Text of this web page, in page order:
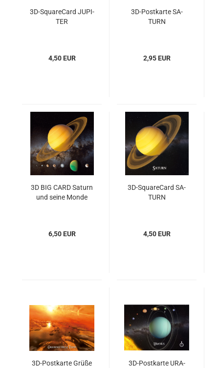
3D-​Squa­re­Card JU­PI­
TER
4,50 EUR
3D-​Post­kar­te SA­
TURN
2,95 EUR
3D BIG CARD Sa­turn
und seine Monde
6,50 EUR
3D-​Squa­re­Card SA­
TURN
4,50 EUR
3D-​Post­kar­te Grüße
3D-​Post­kar­te URA­